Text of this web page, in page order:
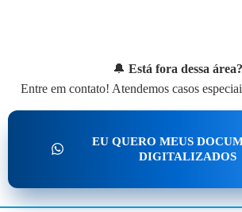
🔔 Está fora dessa área?
Entre em contato! Atendemos casos
EU QUERO MEUS
DIGITALIZADOS